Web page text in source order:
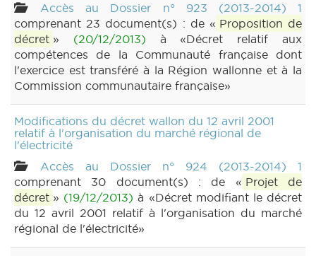
Accès au Dossier n° 923 (2013-2014) 1
comprenant 23 document(s) : de « Proposition de
décret » (20/12/2013) à «Décret relatif aux
compétences de la Communauté française dont
l'exercice est transféré à la Région wallonne et à la
Commission communautaire française»
Modifications du décret wallon du 12 avril 2001
relatif à l'organisation du marché régional de
l'électricité
Accès au Dossier n° 924 (2013-2014) 1
comprenant 30 document(s) : de « Projet de
décret » (19/12/2013) à «Décret modifiant le décret
du 12 avril 2001 relatif à l'organisation du marché
régional de l'électricité»